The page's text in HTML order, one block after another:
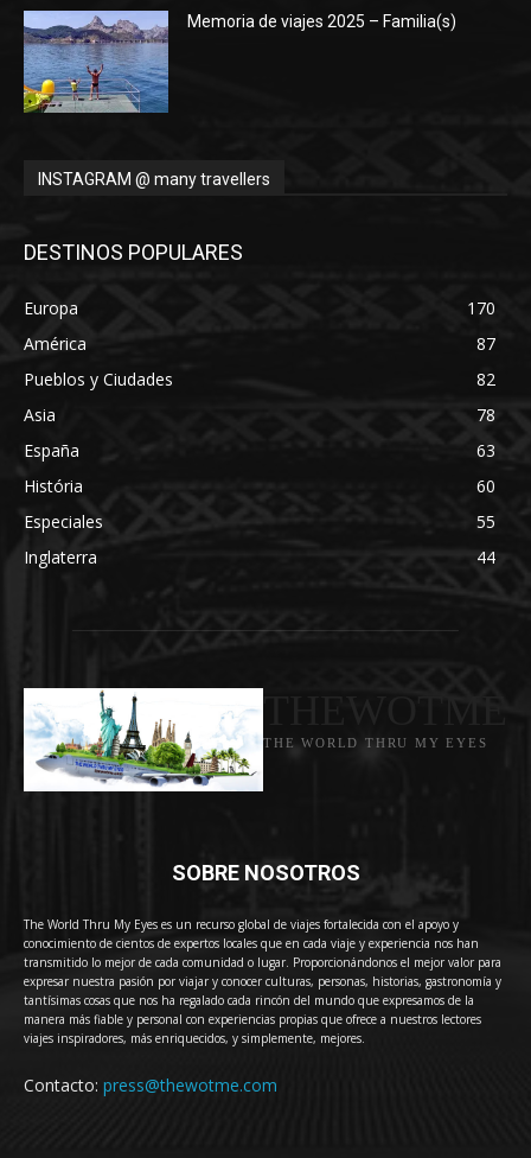
Memoria de viajes 2025 – Familia(s)
INSTAGRAM @ many travellers
DESTINOS POPULARES
Europa
170
América
87
Pueblos y Ciudades
82
Asia
78
España
63
História
60
Especiales
55
Inglaterra
44
THE WORLD THRU MY EYES
SOBRE NOSOTROS
The World Thru My Eyes es un recurso global de viajes fortalecida con el apoyo y
conocimiento de cientos de expertos locales que en cada viaje y experiencia nos han
transmitido lo mejor de cada comunidad o lugar. Proporcionándonos el mejor valor para
expresar nuestra pasión por viajar y conocer culturas, personas, historias, gastronomía y
tantísimas cosas que nos ha regalado cada rincón del mundo que expresamos de la
manera más fiable y personal con experiencias propias que ofrece a nuestros lectores
viajes inspiradores, más enriquecidos, y simplemente, mejores.
Contacto: press@thewotme.com